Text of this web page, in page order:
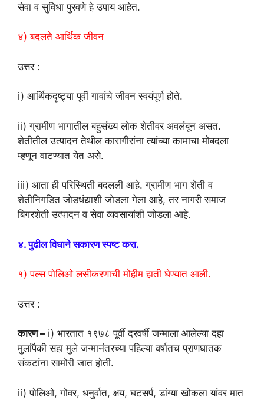
सेवा व सुविधा पुरवणे हे उपाय आहेत.
४) बदलते आर्थिक जीवन
उत्तर :
i) आर्थिकदृष्ट्या पूर्वी गावांचे जीवन स्वयंपूर्ण होते.
ii) ग्रामीण भागातील बहुसंख्य लोक शेतीवर अवलंबून असत.
शेतीतील उत्पादन तेथील कारागीरांना त्यांच्या कामाचा मोबदला
म्हणून वाटण्यात येत असे.
iii) आता ही परिस्थिती बदलली आहे. ग्रामीण भाग शेती व
शेतीनिगडित जोडधंद्याशी जोडला गेला आहे, तर नागरी समाज
बिगरशेती उत्पादन व सेवा व्यवसायांशी जोडला आहे.
४. पुढील विधाने सकारण स्पष्ट करा.
१) पल्स पोलिओ लसीकरणाची मोहीम हाती घेण्यात आली.
उत्तर :
कारण – i) भारतात १९७८ पूर्वी दरवर्षी जन्माला आलेल्या दहा
मुलांपैकी सहा मुले जन्मानंतरच्या पहिल्या वर्षातच प्राणघातक
संकटांना सामोरी जात होती.
ii) पोलिओ, गोवर, धनुर्वात, क्षय, घटसर्प, डांग्या खोकला यांवर मात